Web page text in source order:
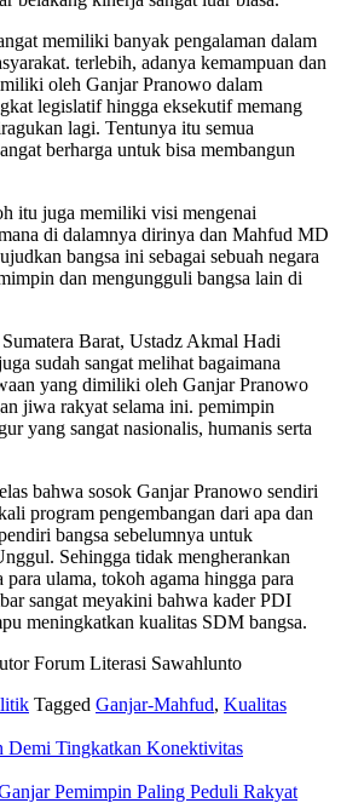
memiliki banyak pengalaman dalam
terlebih, adanya kemampuan dan
oleh Ganjar Pranowo dalam
legislatif hingga eksekutif memang
lagi. Tentunya itu semua
berharga untuk bisa membangun
itu juga memiliki visi mengenai
di dalamnya dirinya dan Mahfud MD
bangsa ini sebagai sebuah negara
dan mengungguli bangsa lain di
Barat, Ustadz Akmal Hadi
sudah sangat melihat bagaimana
yang dimiliki oleh Ganjar Pranowo
jiwa rakyat selama ini. pemimpin
yang sangat nasionalis, humanis serta
bahwa sosok Ganjar Pranowo sendiri
program pengembangan dari apa dan
bangsa sebelumnya untuk
Sehingga tidak mengherankan
para ulama, tokoh agama hingga para
sangat meyakini bahwa kader PDI
meningkatkan kualitas SDM bangsa.
Forum Literasi Sawahlunto
Tagged Ganjar-Mahfud, Kualitas
Demi Tingkatkan Konektivitas
Pemimpin Paling Peduli Rakyat